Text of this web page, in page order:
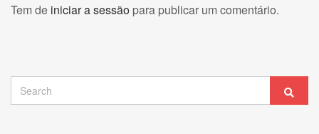
Tem de iniciar a sessão para publicar um comentário.
for: